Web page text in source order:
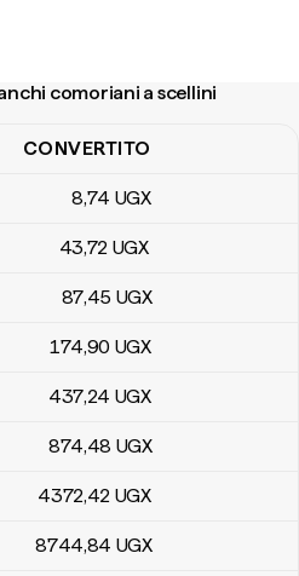
comoriani a scellini
comoriani a scellini ugandesi
CONVERTITO
8,74 UGX
43,72 UGX
87,45 UGX
174,90 UGX
437,24 UGX
874,48 UGX
4372,42 UGX
8744,84 UGX